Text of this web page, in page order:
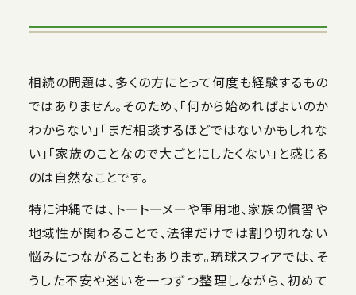
相続の問題は、多くの方にとって何度も経験するもの
ではありません。そのため、「何から始めればよいのか
わからない」「まだ相談するほどではないかもしれな
い」「家族のことなので大ごとにしたくない」と感じる
のは自然なことです。
特に沖縄では、トートーメーや軍用地、家族の慣習や
地域性が関わることで、法律だけでは割り切れない
悩みにつながることもあります。琉球スフィアでは、そ
うした不安や迷いを一つずつ整理しながら、初めて